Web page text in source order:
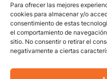
Para ofrecer las mejores
cookies para almacenar y/o
consentimiento de estas
el comportamiento de
sitio. No consentir o retirar el
negativamente a ciertas
Política de